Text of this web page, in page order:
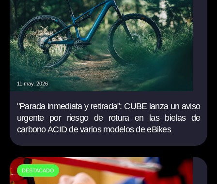
11 may. 2026
"Parada inmediata y retirada": CUBE lanza un aviso
urgente por riesgo de rotura en las bielas de
carbono ACID de varios modelos de eBikes
DESTACADO